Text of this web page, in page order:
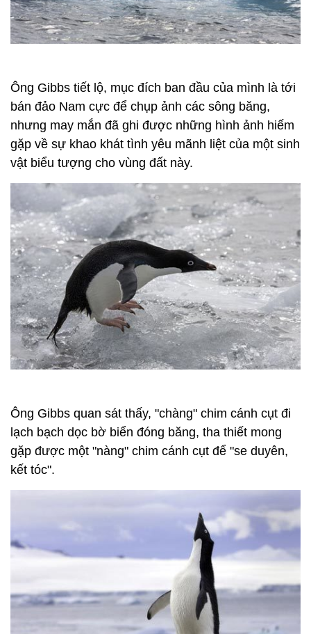
Ông Gibbs tiết lộ, mục đích ban đầu của mình là tới
bán đảo Nam cực để chụp ảnh các sông băng,
nhưng may mắn đã ghi được những hình ảnh hiếm
gặp về sự khao khát tình yêu mãnh liệt của một sinh
vật biểu tượng cho vùng đất này.
Ông Gibbs quan sát thấy, "chàng" chim cánh cụt đi
lạch bạch dọc bờ biển đóng băng, tha thiết mong
gặp được một "nàng" chim cánh cụt để "se duyên,
kết tóc".